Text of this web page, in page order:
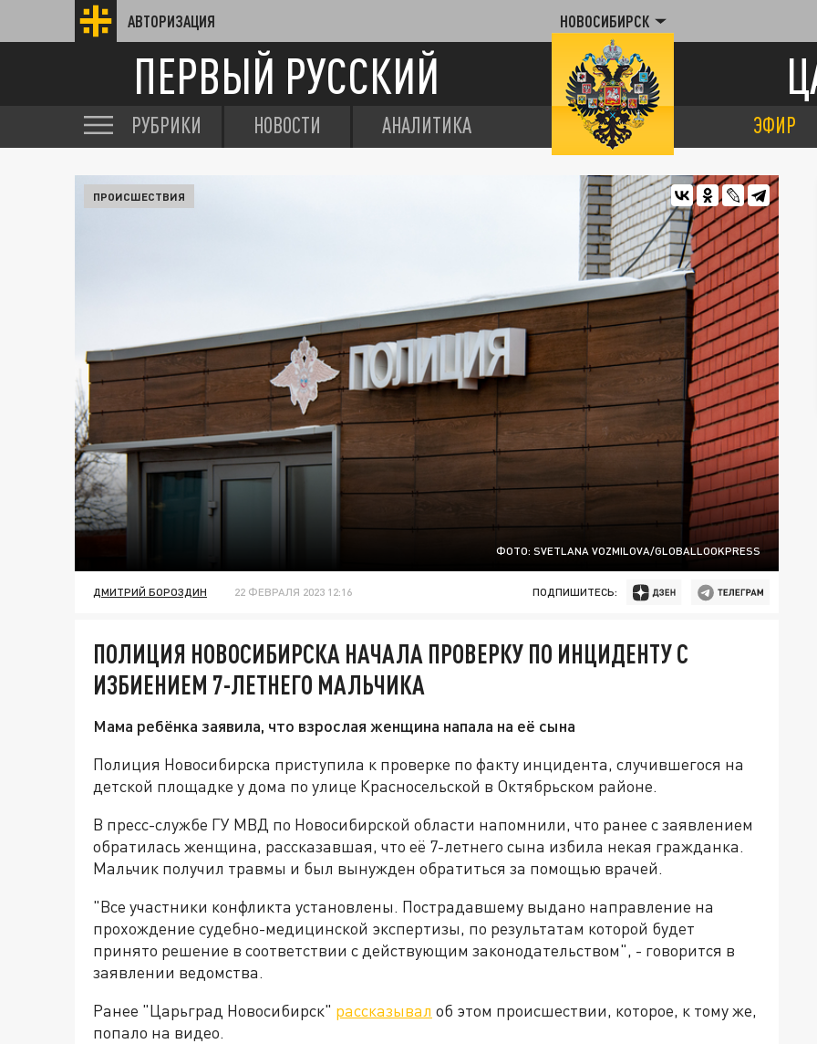
АВТОРИЗАЦИЯ НОВОСИБИРСК
ПЕРВЫЙ РУССКИЙ
РУБРИКИ НОВОСТИ АНАЛИТИКА ЭФИР
ФОТО: SVETLANA VOZMILOVA/GLOBALLOOKPRESS
ПРОИСШЕСТВИЯ
ДМИТРИЙ БОРОЗДИН 22 ФЕВРАЛЯ 2023 12:16 ПОДПИШИТЕСЬ:
ПОЛИЦИЯ НОВОСИБИРСКА НАЧАЛА ПРОВЕРКУ ПО ИНЦИДЕНТУ С
ИЗБИЕНИЕМ 7-ЛЕТНЕГО МАЛЬЧИКА
Мама ребёнка заявила, что взрослая женщина напала на её сына
Полиция Новосибирска приступила к проверке по факту инцидента, случившегося на
детской площадке у дома по улице Красносельской в Октябрьском районе.
В пресс-службе ГУ МВД по Новосибирской области напомнили, что ранее с заявлением
обратилась женщина, рассказавшая, что её 7-летнего сына избила некая гражданка.
Мальчик получил травмы и был вынужден обратиться за помощью врачей.
"Все участники конфликта установлены. Пострадавшему выдано направление на
прохождение судебно-медицинской экспертизы, по результатам которой будет
принято решение в соответствии с действующим законодательством", - говорится в
заявлении ведомства.
Ранее "Царьград Новосибирск" рассказывал об этом происшествии, которое, к тому же,
попало на видео.